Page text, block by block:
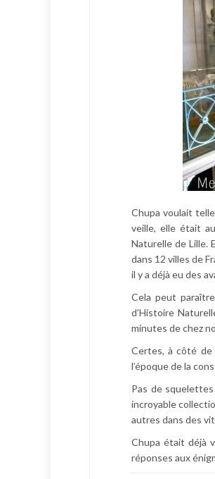
Chupa voulait
veille, elle était
Naturelle de Lille.
dans 12 villes de
il y a déjà eu des
Cela peut
d’Histoire
minutes de chez
Certes, à côté de
l’époque de la
Pas de
incroyable
autres dans des
Chupa était déjà
réponses aux